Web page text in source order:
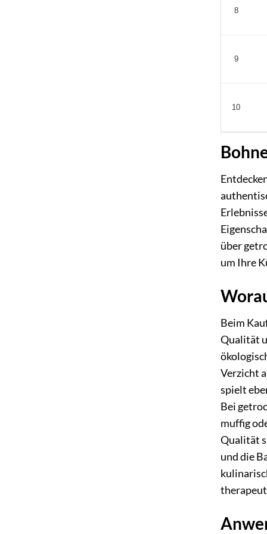
8
9
10
über
um Ihre
Beim
Qualität
Verzicht
spielt
Bei
muffig
Qualität
und die